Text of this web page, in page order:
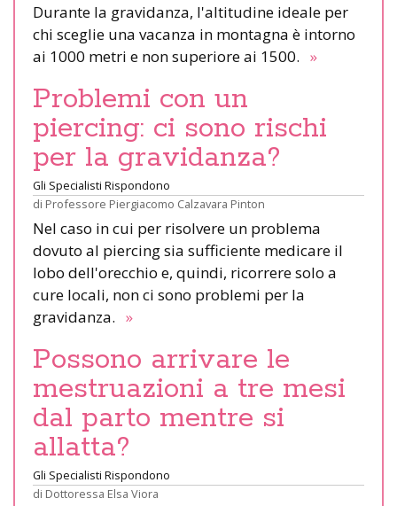
Durante la gravidanza, l'altitudine ideale per
chi sceglie una vacanza in montagna è intorno
ai 1000 metri e non superiore ai 1500. »
Problemi con un
piercing: ci sono rischi
per la gravidanza?
Gli Specialisti Rispondono
di Professore Piergiacomo Calzavara Pinton
Nel caso in cui per risolvere un problema
dovuto al piercing sia sufficiente medicare il
lobo dell'orecchio e, quindi, ricorrere solo a
cure locali, non ci sono problemi per la
gravidanza. »
Possono arrivare le
mestruazioni a tre mesi
dal parto mentre si
allatta?
Gli Specialisti Rispondono
di Dottoressa Elsa Viora